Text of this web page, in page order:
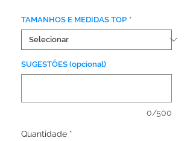
TAMANHOS E MEDIDAS TOP *
SUGESTÕES (opcional)
0/500
Quantidade *